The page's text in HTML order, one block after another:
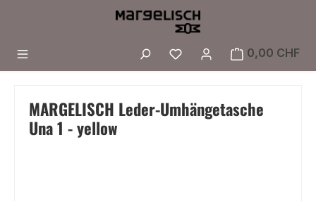
Zum Hauptinhalt springen
Du hast 0 Produkte
0,00 CHF
MARGELISCH Leder-Umhängetasche
Una 1 - yellow